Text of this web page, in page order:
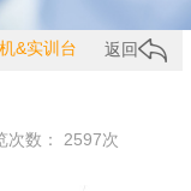
&实训台 返回
次数： 2597次